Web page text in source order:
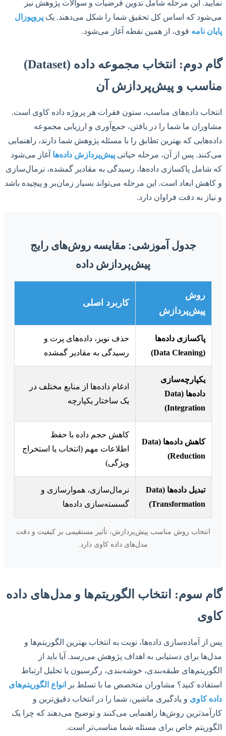
نمایید. این مرحله شامل تدوین فرضیات و سوالات پژوهش نیز
می‌شود که اساس کل تحقیق شما را شکل می‌دهند. یک پروپوزال
پایان نامه قوی، از همین نقطه آغاز می‌شود.
گام دوم: انتخاب مجموعه داده (Dataset)
مناسب و پیش‌پردازش آن
انتخاب داده‌های مناسب، ستون فقرات هر پروژه داده کاوی است.
مشاوران ما شما را در یافتن، جمع‌آوری و ارزیابی مجموعه
داده‌هایی که بهترین تطابق را با مسئله پژوهش شما دارند، راهنمایی
می‌کنند. پس از آن، مرحله حیاتی پیش‌پردازش داده‌ها آغاز می‌شود
که شامل پاکسازی داده‌ها، رسیدگی به مقادیر گمشده، نرمال‌سازی
و کاهش ابعاد است. این مرحله می‌تواند بسیار زمان‌بر و پیچیده باشد
و نیاز به دقت فراوان دارد.
جدول آموزشی: مقایسه روش‌های رایج
پیش‌پردازش داده
روش
پیش‌پردازش
کاربرد اصلی
پاکسازی داده‌ها
(Data Cleaning)
حذف نویز، داده‌های پرت و
رسیدگی به مقادیر گمشده
یکپارچه‌سازی
داده‌ها (Data
Integration)
ادغام داده‌ها از منابع مختلف در
یک ساختار یکپارچه
کاهش داده‌ها (Data
Reduction)
کاهش حجم داده با حفظ
اطلاعات مهم (انتخاب یا استخراج
ویژگی)
تبدیل داده‌ها (Data
Transformation)
نرمال‌سازی، هموارسازی و
گسسته‌سازی داده‌ها
انتخاب روش مناسب پیش‌پردازش، تأثیر مستقیمی بر کیفیت و دقت
مدل‌های داده کاوی دارد.
گام سوم: انتخاب الگوریتم‌ها و مدل‌های داده
کاوی
پس از آماده‌سازی داده‌ها، نوبت به انتخاب بهترین الگوریتم‌ها و
مدل‌ها برای دستیابی به اهداف پژوهش می‌رسد. آیا باید از
الگوریتم‌های طبقه‌بندی، خوشه‌بندی، رگرسیون یا تحلیل ارتباط
استفاده کنید؟ مشاوران متخصص ما با تسلط بر
انواع الگوریتم‌های
داده کاوی و یادگیری ماشین، شما را در انتخاب دقیق‌ترین و
کارآمدترین روش‌ها راهنمایی می‌کنند و توضیح می‌دهند که چرا یک
الگوریتم خاص برای مسئله شما مناسب‌تر است.